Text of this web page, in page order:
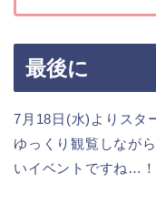
最後に
7月18日(水)よりスタ
ゆっくり観覧しなが
いイベントですね…！